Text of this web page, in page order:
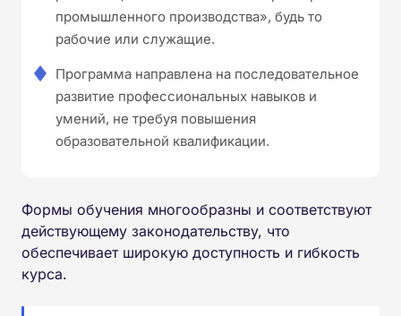
промышленного производства», будь то
рабочие или служащие.
Программа направлена на последовательное
развитие профессиональных навыков и
умений, не требуя повышения
образовательной квалификации.
Формы обучения многообразны и соответствуют
действующему законодательству, что
обеспечивает широкую доступность и гибкость
курса.